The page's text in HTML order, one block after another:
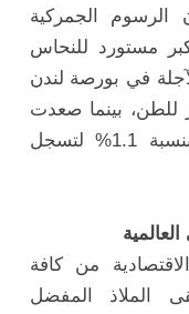
الرسوم الجمركية
مستورد للنحاس
في بورصة لندن
إلى 9311.60 دولار للطن، بينما صعدت
عقود النحاس الآجلة لشهر مايو بنسبة 1.1% لتسجل
من كافة
الملاذ المفضل